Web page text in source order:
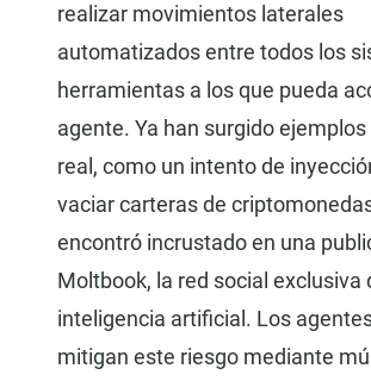
realizar movimientos laterales
automatizados entre todos los
herramientas a los que pueda
agente. Ya han surgido
real, como un intento de
vaciar carteras de
encontró incrustado en una
Moltbook, la red social exclusiva
inteligencia artificial. Los
mitigan este riesgo mediante